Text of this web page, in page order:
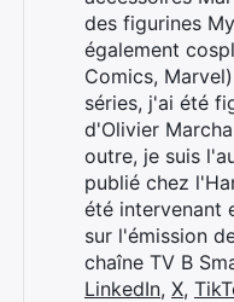
des figurines
également
Comics,
séries, j'ai été
d'Olivier
outre, je suis
publié chez
été intervenant
sur l'émission
chaîne TV B
LinkedIn, X,